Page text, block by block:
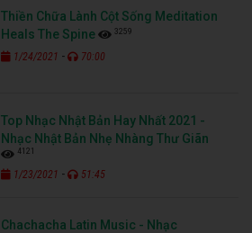
Thiền Chữa Lành Cột Sống Meditation
Heals The Spine
3259
1/24/2021 - 70:00
Top Nhạc Nhật Bản Hay Nhất 2021 -
Nhạc Nhật Bản Nhẹ Nhàng Thư Giãn
4121
1/23/2021 - 51:45
Chachacha Latin Music - Nhạc